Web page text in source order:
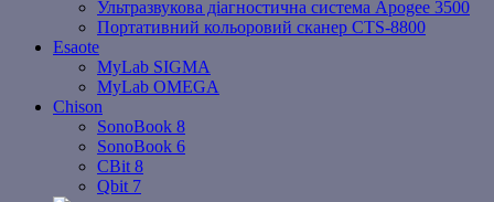
Ультразвукова діагностична система Apogee 3500
Портативний кольоровий сканер CTS-8800
Esaote
MyLab SIGMA
MyLab OMEGA
Chison
SonoBook 8
SonoBook 6
СBit 8
Qbit 7